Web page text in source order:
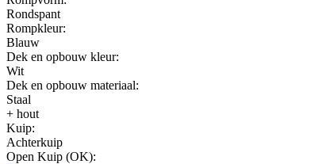
Rondspant
Rompkleur:
Blauw
Dek en opbouw kleur:
Wit
Dek en opbouw materiaal:
Staal
+ hout
Kuip:
Achterkuip
Open Kuip (OK):